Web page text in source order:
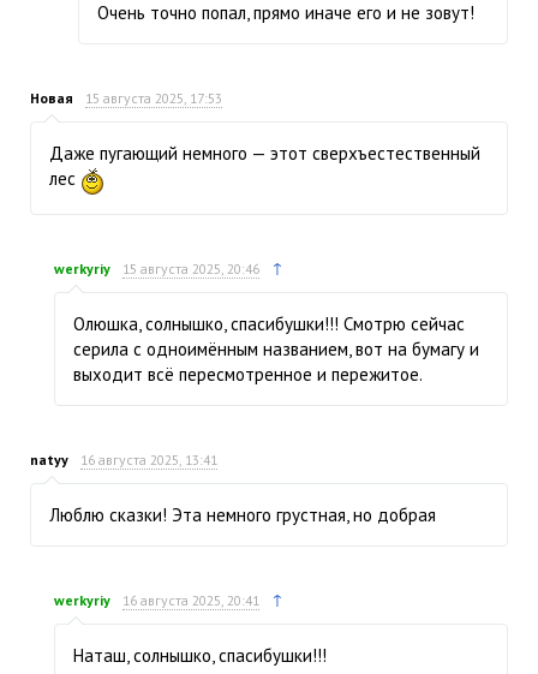
Очень точно попал, прямо иначе его и не зовут!
Новая 15 августа 2025, 17:53
Даже пугающий немного — этот сверхъестественный
лес
werkyriy 15 августа 2025, 20:46 ↑
Олюшка, солнышко, спасибушки!!! Смотрю сейчас
серила с одноимённым названием, вот на бумагу и
выходит всё пересмотренное и пережитое.
natyy 16 августа 2025, 13:41
Люблю сказки! Эта немного грустная, но добрая
werkyriy 16 августа 2025, 20:41 ↑
Наташ, солнышко, спасибушки!!!